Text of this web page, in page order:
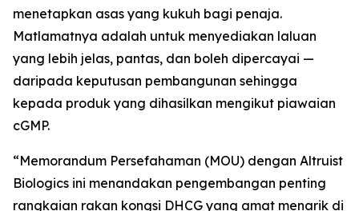
menetapkan asas yang kukuh bagi penaja.
Matlamatnya adalah untuk menyediakan laluan
yang lebih jelas, pantas, dan boleh dipercayai —
daripada keputusan pembangunan sehingga
kepada produk yang dihasilkan mengikut piawaian
cGMP.
“Memorandum Persefahaman (MOU) dengan Altruist
Biologics ini menandakan pengembangan penting
rangkaian rakan kongsi DHCG yang amat menarik di